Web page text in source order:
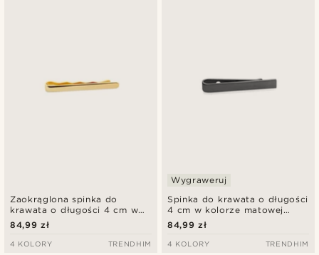
Zaokrąglona spinka do
krawata o długości 4 cm w
kolorze polerowanego złota
84,99 zł
4 KOLORY TRENDHIM
Spinka do krawata o długości
4 cm w kolorze matowej
czerni
Wygraweruj
84,99 zł
4 KOLORY TRENDHIM